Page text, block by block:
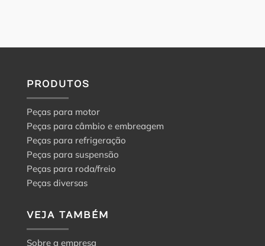
PRODUTOS
Peças para motor
Peças para câmbio e embreagem
Peças para refrigeração
Peças para suspensão
Peças para roda/freio
Peças diversas
VEJA TAMBÉM
Sobre a empresa